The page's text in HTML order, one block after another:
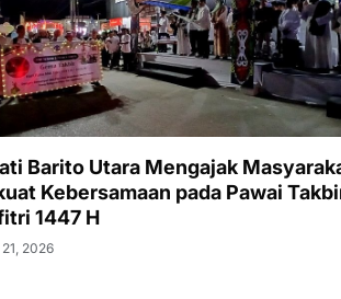
Barito Utara Mengajak
Kebersamaan pada Pawai
1447 H
2026